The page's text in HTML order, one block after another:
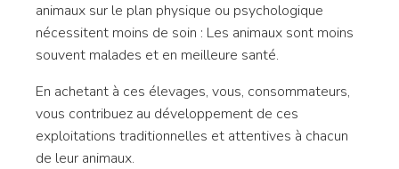
animaux sur le plan physique ou psychologique
nécessitent moins de soin : Les animaux sont moins
souvent malades et en meilleure santé.
En achetant à ces élevages, vous, consommateurs,
vous contribuez au développement de ces
exploitations traditionnelles et attentives à chacun
de leur animaux.